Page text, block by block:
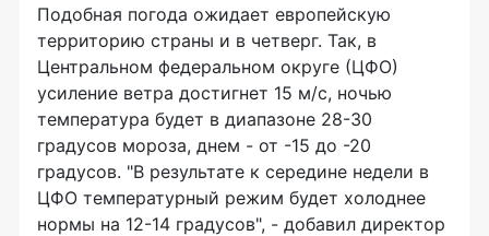
Подобная погода ожидает европейскую
территорию страны и в четверг. Так, в
Центральном федеральном округе (ЦФО)
усиление ветра достигнет 15 м/с, ночью
температура будет в диапазоне 28-30
градусов мороза, днем - от -15 до -20
градусов. "В результате к середине недели в
ЦФО температурный режим будет холоднее
нормы на 12-14 градусов", - добавил директор